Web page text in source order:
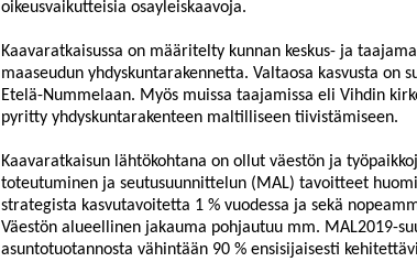
oikeusvaikutteisia osayleiskaavoja.
Kaavaratkaisussa on määritelty kunnan keskus- ja
maaseudun yhdyskuntarakennetta. Valtaosa kasvusta on
Etelä-Nummelaan. Myös muissa taajamissa eli Vihdin
pyritty yhdyskuntarakenteen maltilliseen tiivistämiseen.
Kaavaratkaisun lähtökohtana on ollut väestön ja
toteutuminen ja seutusuunnittelun (MAL) tavoitteet
strategista kasvutavoitetta 1 % vuodessa ja sekä
Väestön alueellinen jakauma pohjautuu mm. MAL2019-
asuntotuotannosta vähintään 90 % ensisijaisesti